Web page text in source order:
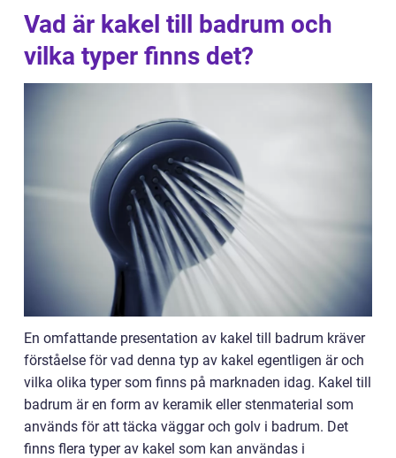
Vad är kakel till badrum och
vilka typer finns det?
En omfattande presentation av kakel till badrum kräver
förståelse för vad denna typ av kakel egentligen är och
vilka olika typer som finns på marknaden idag. Kakel till
badrum är en form av keramik eller stenmaterial som
används för att täcka väggar och golv i badrum. Det
finns flera typer av kakel som kan användas i